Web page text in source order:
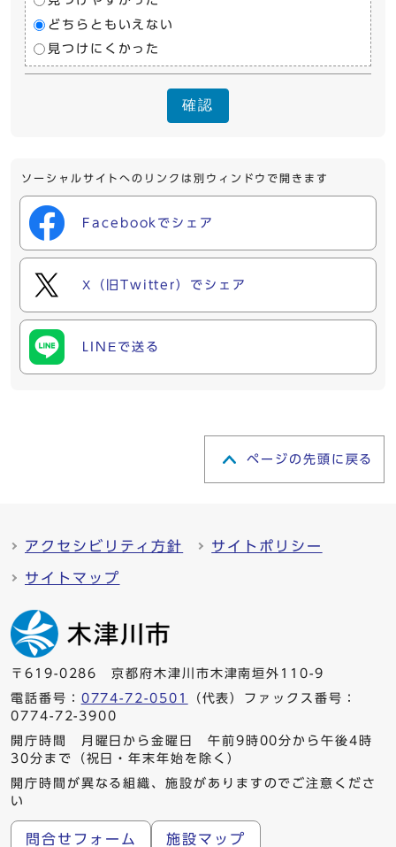
どちらともいえない
見つけにくかった
確認
ソーシャルサイトへのリンクは別ウィンドウで開きます
Facebookでシェア
X（旧Twitter）でシェア
LINEで送る
ページの先頭に戻る
アクセシビリティ方針 サイトポリシー
サイトマップ
〒619-0286 京都府木津川市木津南垣外110-9
電話番号： 0774-72-0501
（代表）ファックス番号：
0774-72-3900
開庁時間 月曜日から金曜日 午前9時00分から午後4時
30分まで（祝日・年末年始を除く）
開庁時間が異なる組織、施設がありますのでご注意くださ
い
問合せフォーム 施設マップ